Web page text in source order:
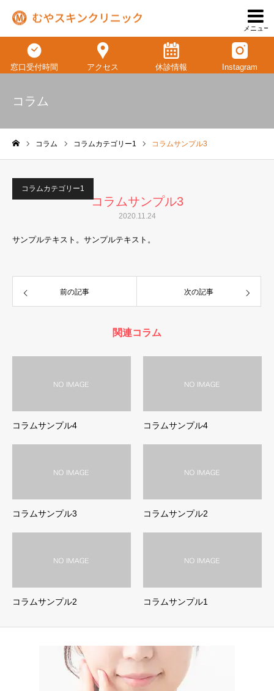
メニュー
窓口受付時間 アクセス 休診情報 Instagram
コラム
コラム コラムカテゴリー1 コラムサンプル3
コラムカテゴリー1
コラムサンプル3
2020.11.24
サンプルテキスト。サンプルテキスト。
前の記事 次の記事
関連コラム
コラムサンプル4 コラムサンプル4
コラムサンプル3 コラムサンプル2
コラムサンプル2 コラムサンプル1